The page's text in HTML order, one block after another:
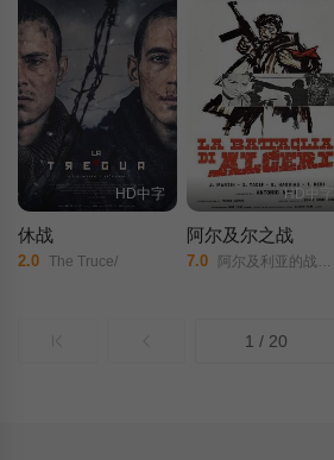
HD中字
休战
2.0 The Truce/
HD中字
阿尔及尔之战
7.0 阿尔及利亚的战争/The Battle of Algiers/
1 / 20